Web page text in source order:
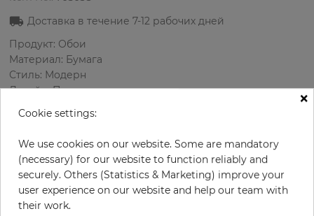
Доставка в течение7-12 рабочих дней
Продукт: Обои
Материал: Бумага
Стиль: Модерн
Дизайн: Пятнистые
Раппорт вертикальный: 64 см
Цвет Белый
Цвет узора: Серый
×
Cookie settings:
We use cookies on our website. Some are mandatory
(necessary) for our website to function reliably and
securely. Others (Statistics & Marketing) improve your
user experience on our website and help our team with
their work.